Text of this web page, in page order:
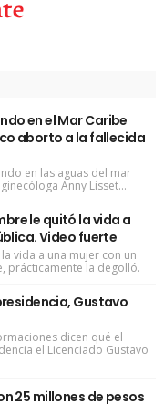
en el Mar Caribe
aborto a la fallecida
en las aguas del mar
Anny Lisset...
le quitó la vida a
Video fuerte
vida a una mujer con un
prácticamente la degolló.
Gustavo
dicen qué el
el Licenciado Gustavo
25 millones de pesos